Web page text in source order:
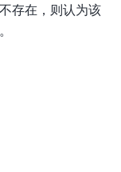
存在，则认为该